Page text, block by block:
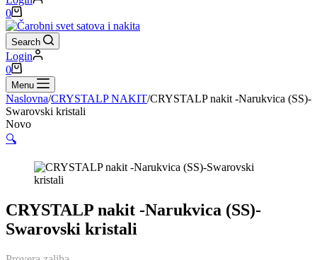
Shopping
cart
0
Search
Login
Shopping
cart
0
Menu
Naslovna/CRYSTALP NAKIT/CRYSTALP nakit -Narukvica (SS)-
Swarovski kristali
Novo
🔍
CRYSTALP nakit -Narukvica (SS)-
Swarovski kristali